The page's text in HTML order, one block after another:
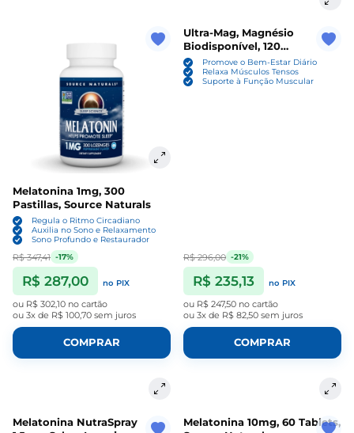
Melatonina 1mg, 300
Pastillas, Source Naturals
Regula o Ritmo Circadiano
Auxilia no Sono e Relaxamento
Sono Profundo e Restaurador
R$ 347,41 -17%
R$ 287,00 no PIX
ou R$ 302,10 no cartão
ou 3x de R$ 100,70 sem juros
COMPRAR
Ultra-Mag, Magnésio
Biodisponível, 120
Comprimidos, Source
Naturals
Promove o Bem-Estar Diário
Relaxa Músculos Tensos
Suporte à Função Muscular
R$ 296,00 -21%
R$ 235,13 no PIX
ou R$ 247,50 no cartão
ou 3x de R$ 82,50 sem juros
COMPRAR
Melatonina NutraSpray
Melatonina 10mg, 60 Tablets,